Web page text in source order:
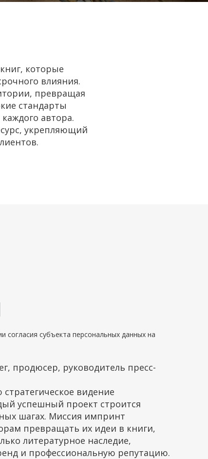
которые
влияния.
превращая
стандарты
автора.
укрепляющий
согласия субъекта персональных данных на
продюсер, руководитель пресс-
видение
успешный проект строится
шагах. Миссия импринт
превращать их идеи в книги,
литературное наследие,
и профессиональную репутацию.